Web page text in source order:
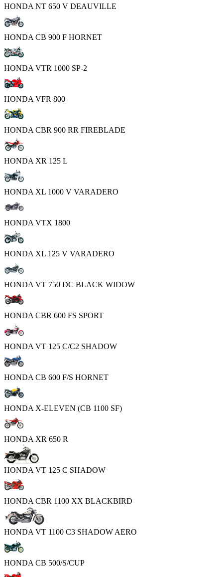
HONDA NT 650 V DEAUVILLE
HONDA CB 900 F HORNET
HONDA VTR 1000 SP-2
HONDA VFR 800
HONDA CBR 900 RR FIREBLADE
HONDA XR 125 L
HONDA XL 1000 V VARADERO
HONDA VTX 1800
HONDA XL 125 V VARADERO
HONDA VT 750 DC BLACK WIDOW
HONDA CBR 600 FS SPORT
HONDA VT 125 C/C2 SHADOW
HONDA CB 600 F/S HORNET
HONDA X-ELEVEN (CB 1100 SF)
HONDA XR 650 R
HONDA VT 125 C SHADOW
HONDA CBR 1100 XX BLACKBIRD
HONDA VT 1100 C3 SHADOW AERO
HONDA CB 500/S/CUP